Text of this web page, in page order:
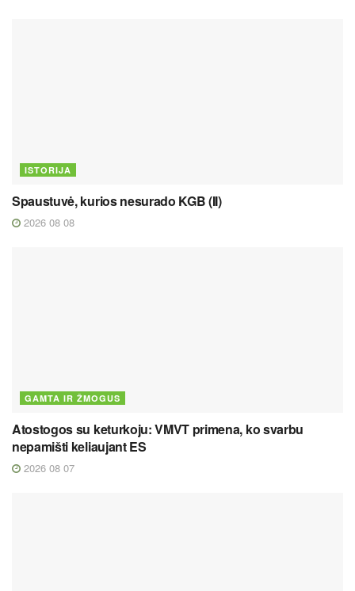
ISTORIJA
Spaustuvė, kurios nesurado KGB (II)
2026 08 08
GAMTA IR ŽMOGUS
Atostogos su keturkoju: VMVT primena, ko svarbu
nepamišti keliaujant ES
2026 08 07